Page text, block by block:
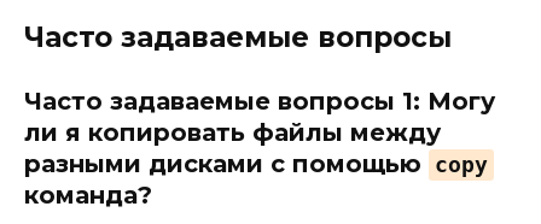
Часто задаваемые вопросы
Часто задаваемые вопросы 1: Могу
ли я копировать файлы между
разными дисками с помощью
copy
команда?